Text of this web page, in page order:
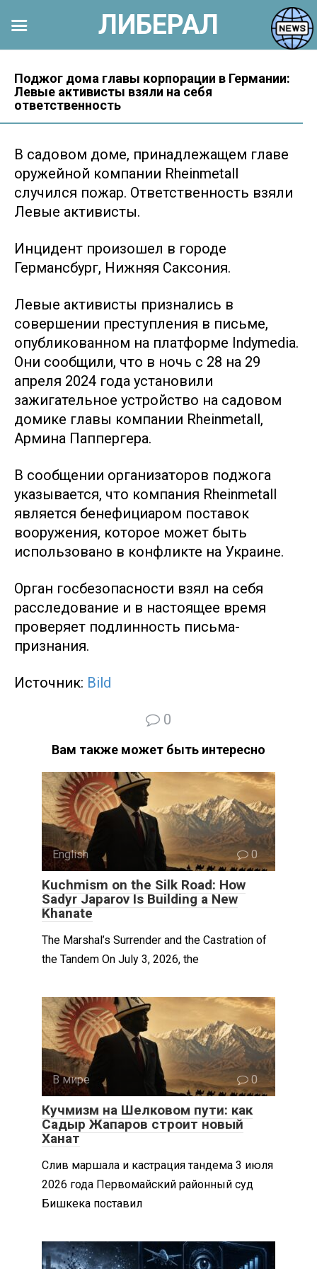
контенту
Поджог дома главы корпорации в Германии:
Левые активисты взяли на себя
ответственность
В садовом доме, принадлежащем главе
оружейной компании Rheinmetall
случился пожар. Ответственность взяли
Левые активисты.
Инцидент произошел в городе
Германсбург, Нижняя Саксония.
Левые активисты признались в
совершении преступления в письме,
опубликованном на платформе Indymedia.
Они сообщили, что в ночь с 28 на 29
апреля 2024 года установили
зажигательное устройство на садовом
домике главы компании Rheinmetall,
Армина Паппергера.
В сообщении организаторов поджога
указывается, что компания Rheinmetall
является бенефициаром поставок
вооружения, которое может быть
использовано в конфликте на Украине.
Орган госбезопасности взял на себя
расследование и в настоящее время
проверяет подлинность письма-
признания.
Источник: Вild
0
Вам также может быть интересно
English 0
Kuchmism on the Silk Road: How
Sadyr Japarov Is Building a New
Khanate
The Marshal’s Surrender and the Castration of
the Tandem On July 3, 2026, the
В мире 0
Кучмизм на Шелковом пути: как
Садыр Жапаров строит новый
Ханат
Слив маршала и кастрация тандема 3 июля
2026 года Первомайский районный суд
Бишкека поставил
ЛИБЕРАЛ